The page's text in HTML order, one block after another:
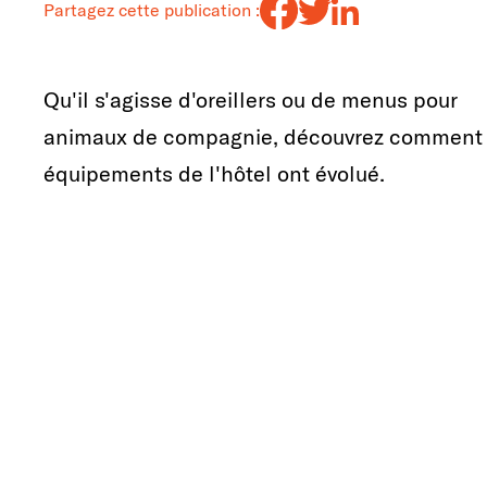
Partagez cette publication :
Qu'il s'agisse d'oreillers ou de menus pour
animaux de compagnie, découvrez
équipements de l'hôtel ont évolué.